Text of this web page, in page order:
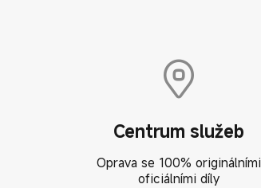
Centrum služeb
Oprava se 100% originálními
oficiálními díly